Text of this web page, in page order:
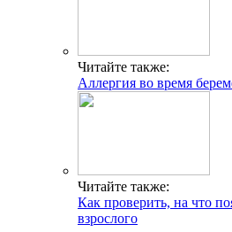
Читайте также:
Аллергия во время
Читайте также:
Как проверить, на что
взрослого